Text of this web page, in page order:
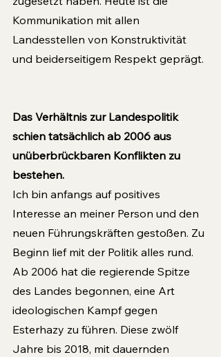
Kommunikation mit allen
Landesstellen von Konstruktivität
und beiderseitigem Respekt geprägt.
Das Verhältnis zur Landespolitik
schien tatsächlich ab 2006 aus
unüberbrückbaren Konflikten zu
bestehen.
Ich bin anfangs auf positives
Interesse an meiner Person und den
neuen Führungskräften gestoßen. Zu
Beginn lief mit der Politik alles rund.
Ab 2006 hat die regierende Spitze
des Landes begonnen, eine Art
ideologischen Kampf gegen
Esterhazy zu führen. Diese zwölf
Jahre bis 2018, mit dauernden